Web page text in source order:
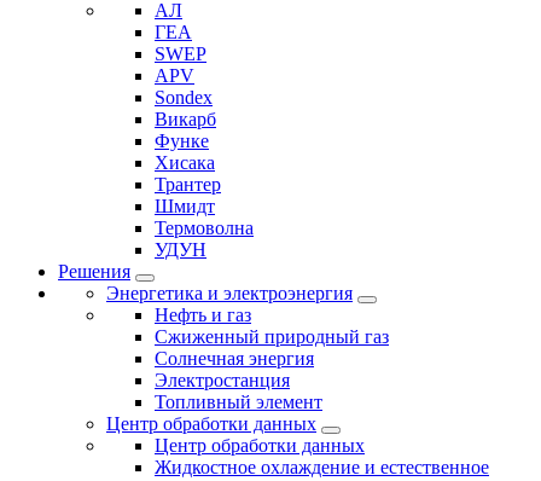
АЛ
ГЕА
SWEP
APV
Sondex
Викарб
Функе
Хисака
Трантер
Шмидт
Термоволна
УДУН
Решения
Энергетика и электроэнергия
Нефть и газ
Сжиженный природный газ
Солнечная энергия
Электростанция
Топливный элемент
Центр обработки данных
Центр обработки данных
Жидкостное охлаждение и естественное